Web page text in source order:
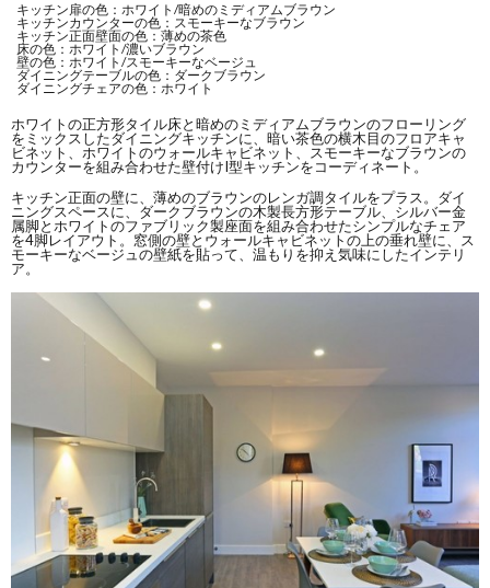
キッチン扉の色：ホワイト/暗めのミディアムブラウン
キッチンカウンターの色：スモーキーなブラウン
キッチン正面壁面の色：薄めの茶色
床の色：ホワイト/濃いブラウン
壁の色：ホワイト/スモーキーなベージュ
ダイニングテーブルの色：ダークブラウン
ダイニングチェアの色：ホワイト
ホワイトの正方形タイル床と暗めのミディアムブラウンのフローリング
をミックスしたダイニングキッチンに、暗い茶色の横木目のフロアキャ
ビネット、ホワイトのウォールキャビネット、スモーキーなブラウンの
カウンターを組み合わせた壁付けI型キッチンをコーディネート。
キッチン正面の壁に、薄めのブラウンのレンガ調タイルをプラス。ダイ
ニングスペースに、ダークブラウンの木製長方形テーブル、シルバー金
属脚とホワイトのファブリック製座面を組み合わせたシンプルなチェア
を4脚レイアウト。窓側の壁とウォールキャビネットの上の垂れ壁に、ス
モーキーなベージュの壁紙を貼って、温もりを抑え気味にしたインテリ
ア。